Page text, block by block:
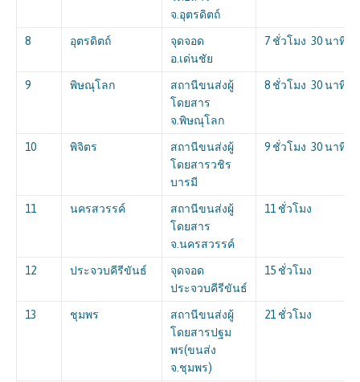
จ.อุตรดิตถ์
8 อุตรดิตถ์
จุดจอด
อ.เด่นชัย
7 ชั่วโมง 30 นาที
9 พิษณุโลก
สถานีขนส่งผู้
โดยสาร
จ.พิษณุโลก
8 ชั่วโมง 30 นาที
10 พิจิตร
สถานีขนส่งผู้
โดยสารวชิร
บารมี
9 ชั่วโมง 30 นาที
11 นครสวรรค์
สถานีขนส่งผู้
โดยสาร
จ.นครสวรรค์
11 ชั่วโมง
12 ประจวบคีรีขันธ์
จุดจอด
ประจวบคีรีขันธ์
15 ชั่วโมง
13 ชุมพร
สถานีขนส่งผู้
โดยสารปฐม
พร(ขนส่ง
จ.ชุมพร)
21 ชั่วโมง